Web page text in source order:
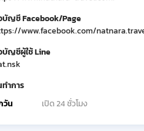
บัญชี Facebook/Page
www.facebook.com/
บัญชีผู้ใช้ Line
ำการ
วัน
เปิด 24 ชั่วโมง